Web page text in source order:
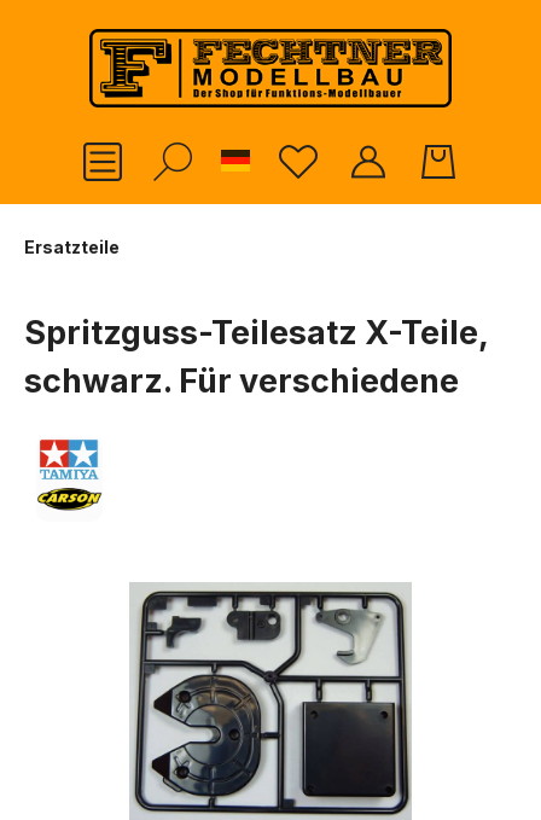
springen
German
Ersatzteile
Spritzguss-Teilesatz X-Teile,
schwarz. Für verschiedene
Bildergalerie überspringen